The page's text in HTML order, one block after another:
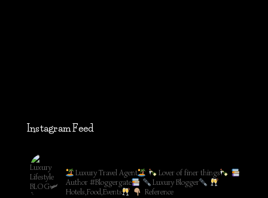
Instagram Feed
Luxury Travel Agent
Lover of finer things
Author #Bloggergate
Luxury Blogger
Hotels,Food,Events
Reference